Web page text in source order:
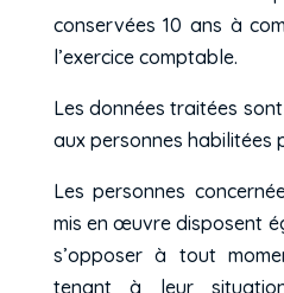
conservées 10 ans à
l’exercice comptable.
Les données traitées
aux personnes habilitées
Les personnes
mis en œuvre disposent
s’opposer à tout
tenant à leur